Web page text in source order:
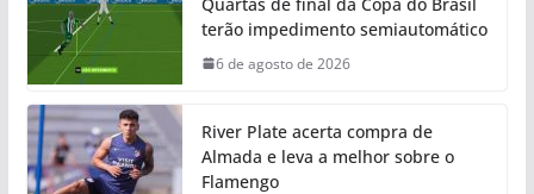
terão impedimento semiautomático
6 de agosto de 2026
River Plate acerta compra de
Almada e leva a melhor sobre o
Flamengo